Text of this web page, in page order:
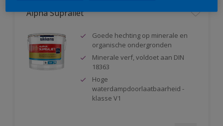
Alpha Supraliet
Goede hechting op minerale en
organische ondergronden
Minerale verf, voldoet aan DIN
18363
Hoge
waterdampdoorlaatbaarheid -
klasse V1